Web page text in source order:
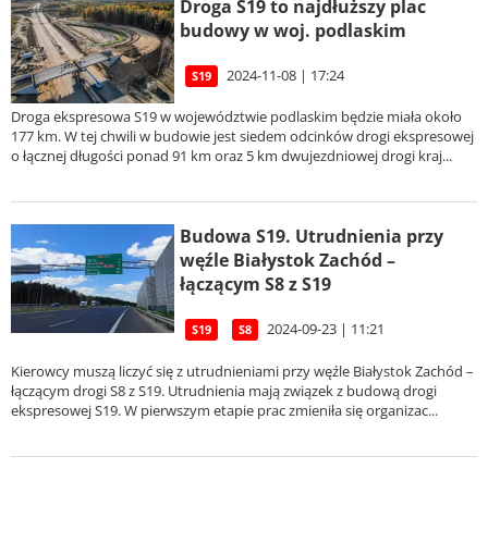
Droga S19 to najdłuższy plac
budowy w woj. podlaskim
S19 2024-11-08 | 17:24
Droga ekspresowa S19 w województwie podlaskim będzie miała około
177 km. W tej chwili w budowie jest siedem odcinków drogi ekspresowej
o łącznej długości ponad 91 km oraz 5 km dwujezdniowej drogi kraj...
Budowa S19. Utrudnienia przy
węźle Białystok Zachód –
łączącym S8 z S19
S19 S8 2024-09-23 | 11:21
Kierowcy muszą liczyć się z utrudnieniami przy węźle Białystok Zachód –
łączącym drogi S8 z S19. Utrudnienia mają związek z budową drogi
ekspresowej S19. W pierwszym etapie prac zmieniła się organizac...